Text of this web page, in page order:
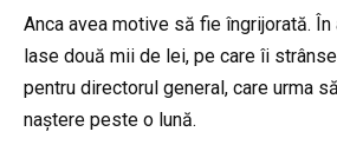
Anca avea motive să fie îngrijorată. În
lase două mii de lei, pe care îi
pentru directorul general, care urma
naștere peste o lună.